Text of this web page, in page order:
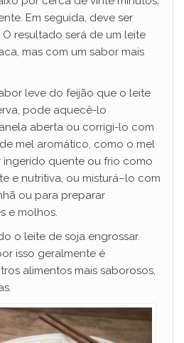
Em seguida, deve ser
resultado será de um leite
mas com um sabor mais
leve do feijão que o leite
pode aquecê-lo
aberta ou corrigi-lo com
mel aromático, como o mel
ingerido quente ou frio como
e nutritiva, ou misturá–lo com
ou para preparar
e molhos.
o leite de soja engrossar.
isso geralmente é
alimentos mais saborosos,